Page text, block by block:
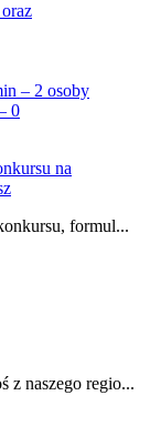
– 2 osoby
0
na
formul...
z naszego regio...